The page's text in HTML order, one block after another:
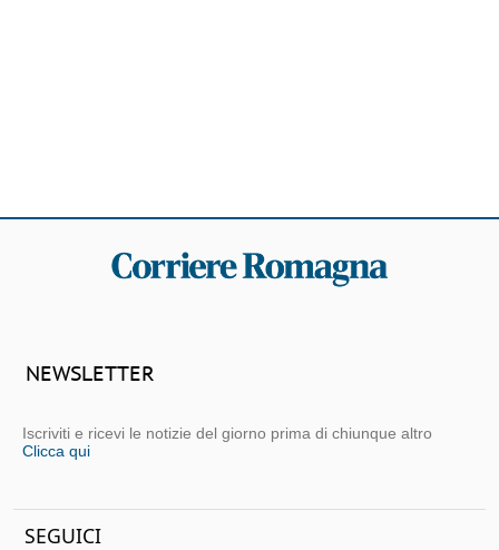
NEWSLETTER
Iscriviti e ricevi le notizie del giorno prima di chiunque altro
Clicca qui
SEGUICI